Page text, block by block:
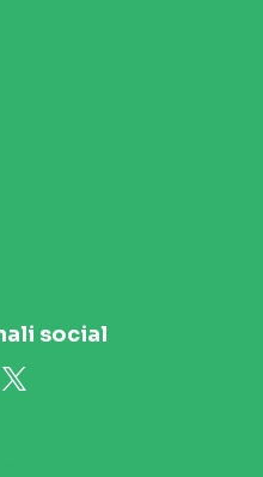
social